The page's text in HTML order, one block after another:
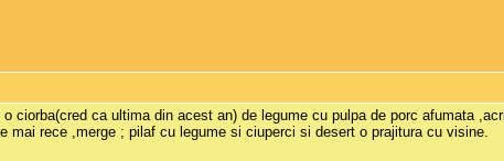
ciorba(cred ca ultima din acest an) de legume cu pulpa de porc afumata
mai rece ,merge ; pilaf cu legume si ciuperci si desert o prajitura cu visine.